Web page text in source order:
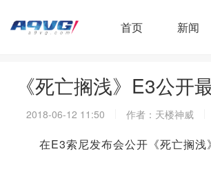
首页 新闻
《死亡搁浅》E3公开
2018-06-12 11:50 作者：天楼神威
在E3索尼发布会公开《死亡搁浅